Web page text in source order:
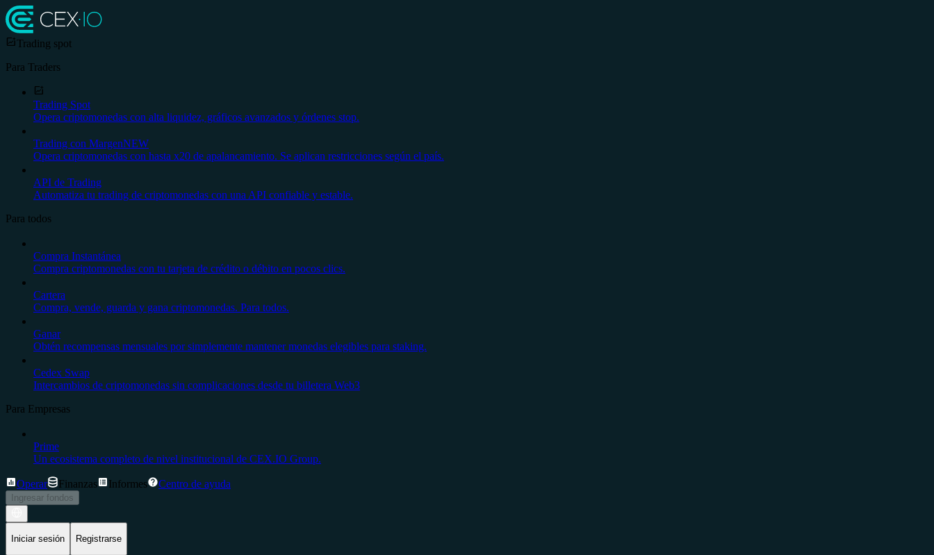
Trading spot
Para Traders
Trading Spot
Opera criptomonedas con alta liquidez, gráficos avanzados y órdenes stop.
Trading con MargenNEW
Opera criptomonedas con hasta x20 de apalancamiento. Se aplican restricciones según el país.
API de Trading
Automatiza tu trading de criptomonedas con una API confiable y estable.
Para todos
Compra Instantánea
Compra criptomonedas con tu tarjeta de crédito o débito en pocos clics.
Cartera
Compra, vende, guarda y gana criptomonedas. Para todos.
Ganar
Obtén recompensas mensuales por simplemente mantener monedas elegibles para staking.
Cedex Swap
Intercambios de criptomonedas sin complicaciones desde tu billetera Web3
Para Empresas
Prime
Un ecosistema completo de nivel institucional de CEX.IO Group.
Operar Finanzas Informes Centro de ayuda
Ingresar fondos
Iniciar sesión Registrarse